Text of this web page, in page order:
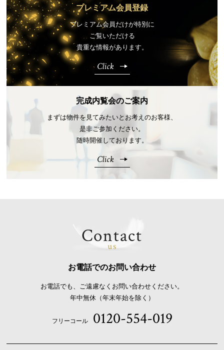
プレミアム会員登録
プレミアム会員だけが特別に
ご覧いただける
貴重な情報があります。
Click
完成内覧会のご案内
まずは物件を見てみたいとお考えのお客様、
是非ご参加ください。
随時開催しております。
Click
Contact
us
お電話でのお問い合わせ
お電話でも、ご遠慮なくお問い合わせください。
年中無休（年末年始を除く）
フリーコール 0120-554-019